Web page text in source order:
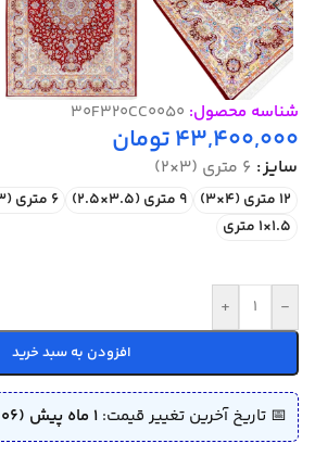
شناسه محصول: 30F320CC0050
43,400,000تومان
سایز 6 متری (3×2)
12 متری (4×3) 9 متری (3.5×2.5) 6 متری (3×2)
1.5×1 متری
-
+
افزودن به سبد خرید
📅 تاریخ آخرین تغییر قیمت: 1 ماه پیش (1405/04/06)